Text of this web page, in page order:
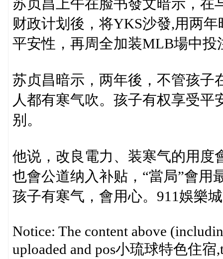
苏贞昌上午在脸书發文暗示，在
财政计划後，将YKS沙發,用两
平安性，再周全加装MLB場中投
苏贞昌暗示，两年後，不管孩子
人都有寒气吹。孩子有权享受
别。
他说，改良電力、装寒气的用度
也會公道纳入补贴，“當局”會用
孩子有寒气，會用心。911娛樂
Notice: The content above
uploaded and pos小琉球特色住宿